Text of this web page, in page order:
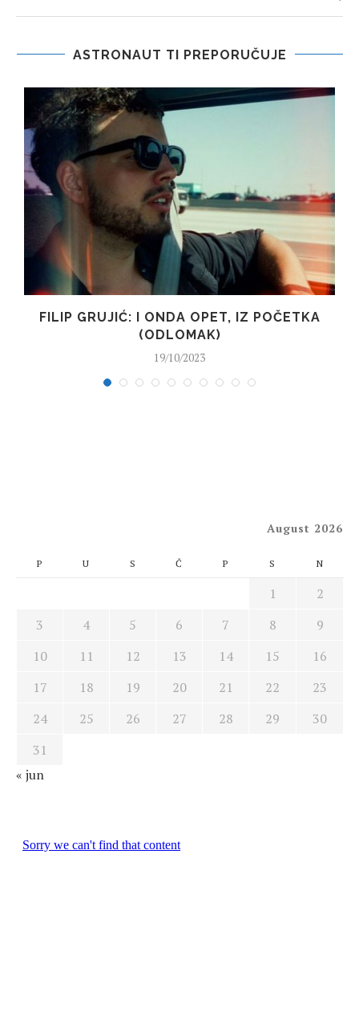
ASTRONAUT TI PREPORUČUJE
FILIP GRUJIĆ: I ONDA OPET, IZ POČETKA
(ODLOMAK)
19/10/2023
August 2026
P U S Č P S N
1
2
3
4 5 6 7 8
9
10
11 12 13 14 15
16
17
18 19 20 21 22
23
24
25 26 27 28 29
30
31
« jun